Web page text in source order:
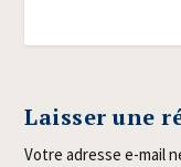
Laisser une
Votre adresse e-mail